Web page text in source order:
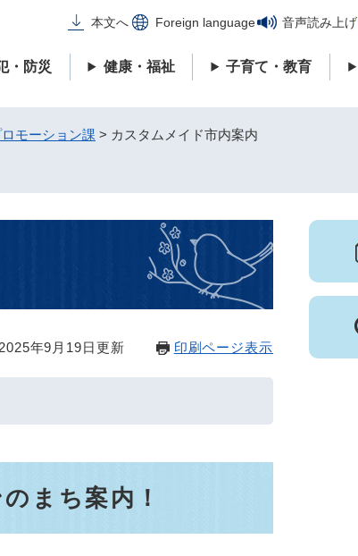
メニューを飛ばして本文へ
本文へ Foreign language 音声読み上げ
・防災 健康・福祉 子育て・教育
モーション課 > カスタムメイド市内案内
年9月19日更新 印刷ページ表示
まち案内！